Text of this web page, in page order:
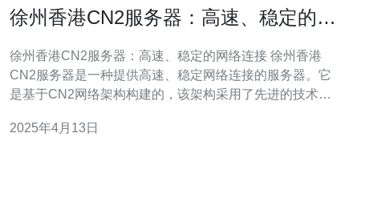
徐州香港CN2服务器：高速、稳定的网
徐州香港CN2服务器：高速、稳定的网络连接 徐州香港
CN2服务器是一种提供高速、稳定网络连接的服务器。它
是基于CN2网络架构构建的，该架构采用了先进的技术来
香港，提供给用户在中国大陆地区以及其他亚洲国家和地
2025年4月13日